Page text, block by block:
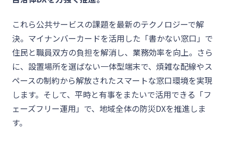
これら公共サービスの課題を最新のテクノロジーで解
決。マイナンバーカードを活用した「書かない窓口」で
住民と職員双方の負担を解消し、業務効率を向上。さら
に、設置場所を選ばない一体型端末で、煩雑な配線やス
ペースの制約から解放されたスマートな窓口環境を実現
します。そして、平時と有事をまたいで活用できる「フ
ェーズフリー運用」で、地域全体の防災DXを推進しま
す。